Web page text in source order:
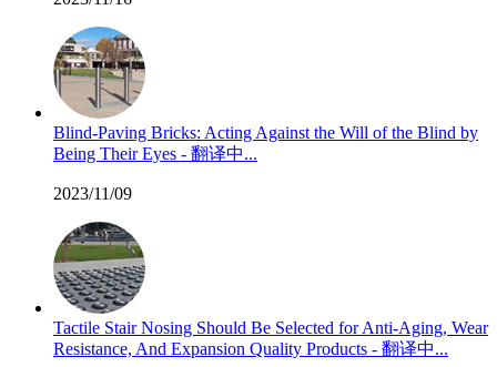
Blind-Paving Bricks: Acting Against the Will of the Blind by
Being Their Eyes - 翻译中...
2023/11/09
Tactile Stair Nosing Should Be Selected for Anti-Aging, Wear
Resistance, And Expansion Quality Products - 翻译中...